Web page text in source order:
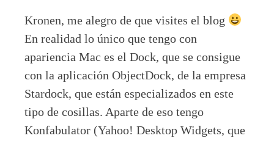
Kronen, me alegro de que visites el blog
En realidad lo único que tengo con
apariencia Mac es el Dock, que se consigue
con la aplicación ObjectDock, de la empresa
Stardock, que están especializados en este
tipo de cosillas. Aparte de eso tengo
Konfabulator (Yahoo! Desktop Widgets, que